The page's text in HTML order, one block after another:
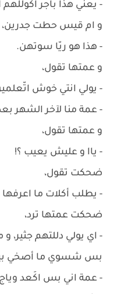
- يعني هذا باجر
و ام قيس حطت جدرين،
- هذا هو ريّا سوتهن.
و عمتها تقول،
- يولي انتي خوش
- عمة منا لآخر الشهر
و عمتها تقول،
- ياا و عليش يعيب ؟!
ضحكت تقول،
- يطلب أكلات ما اعرفها
ضحكت عمتها ترد،
- اي يولي دللتهم جثير،
بس شسوي ما أصخي
- عمة اني بس اكَعد